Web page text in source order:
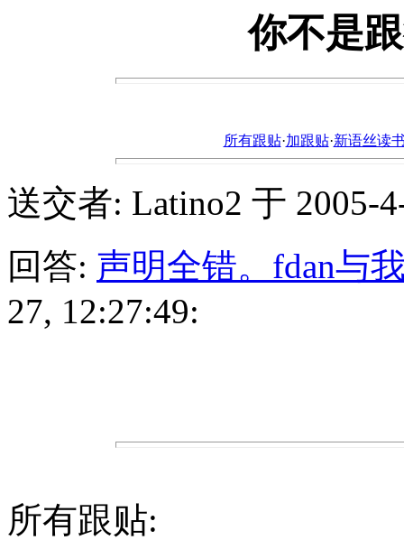
你不是
所有跟贴·加跟贴·新语丝读
送交者: Latino2 于 2005-
回答: 声明全错。fdan与
27, 12:27:49:
所有跟贴: